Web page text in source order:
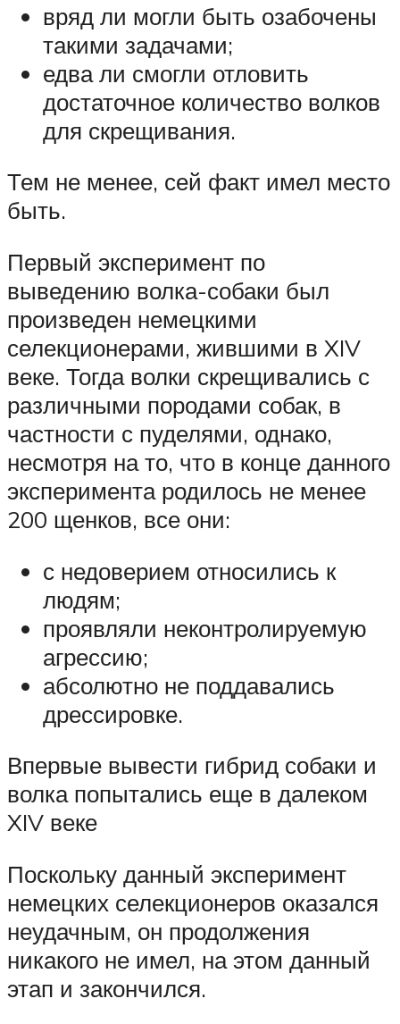
вряд ли могли быть озабочены
такими задачами;
едва ли смогли отловить
достаточное количество волков
для скрещивания.
Тем не менее, сей факт имел место
быть.
Первый эксперимент по
выведению волка-собаки был
произведен немецкими
селекционерами, жившими в XIV
веке. Тогда волки скрещивались с
различными породами собак, в
частности с пуделями, однако,
несмотря на то, что в конце данного
эксперимента родилось не менее
200 щенков, все они:
с недоверием относились к
людям;
проявляли неконтролируемую
агрессию;
абсолютно не поддавались
дрессировке.
Впервые вывести гибрид собаки и
волка попытались еще в далеком
XIV веке
Поскольку данный эксперимент
немецких селекционеров оказался
неудачным, он продолжения
никакого не имел, на этом данный
этап и закончился.